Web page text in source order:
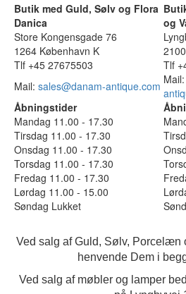
Butik med Guld, Sølv og Flora
Danica
og
Store Kongensgade 76
1264 København K
Tlf +45 27675503
Tlf
Mail: sales@danam-antique.com Mail:
Åbningstider
Mandag 11.00 - 17.30
Tirsdag 11.00 - 17.30
Onsdag 11.00 - 17.30
Torsdag 11.00 - 17.30
Fredag 11.00 - 17.30
Lørdag 11.00 - 15.00
Søndag Lukket
Ved salg af Guld, Sølv, Porcelæn
henvende Dem i
Ved salg af møbler og lamper